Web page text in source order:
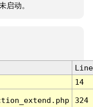
启动。
Line
14
324